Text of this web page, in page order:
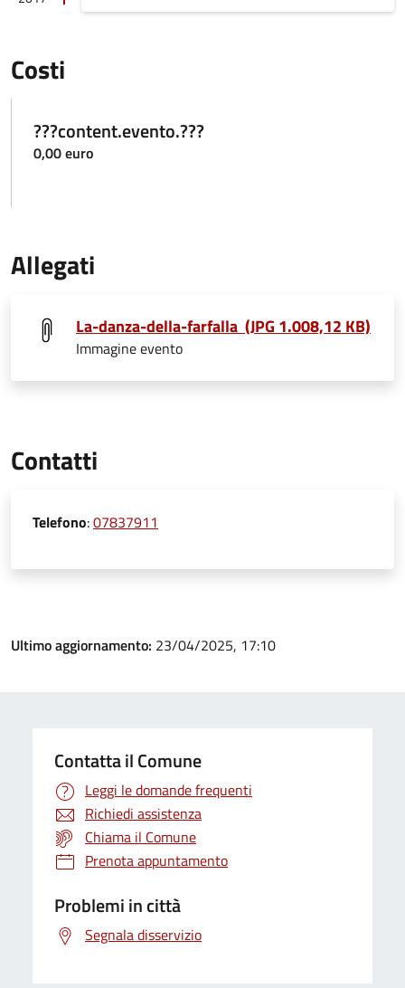
Costi
???content.evento.???
0,00 euro
Allegati
La-danza-della-farfalla (JPG 1.008,12 KB)
Immagine evento
Contatti
Telefono:07837911
Ultimo aggiornamento: 23/04/2025, 17:10
Contatta il Comune
Leggi le domande frequenti
Richiedi assistenza
Chiama il Comune
Prenota appuntamento
Problemi in città
Segnala disservizio